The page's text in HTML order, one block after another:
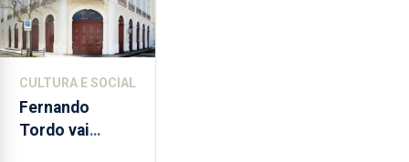
CULTURA E SOCIAL
Fernando
Tordo vai